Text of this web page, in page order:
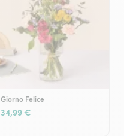
Giorno Felice
34,99 €